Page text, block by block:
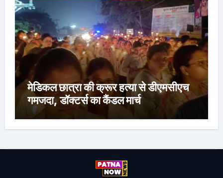
मेडिकल छात्रा की क्रूर हत्या से डीएमसीएच
गमजदा, डॉक्टर्स का कैंडल मार्च